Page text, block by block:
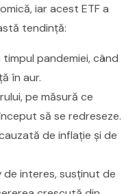
iar acest ETF a
tendință:
pandemiei, când
în aur.
pe măsură ce
să se redreseze.
de inflație și de
interes, susținut de